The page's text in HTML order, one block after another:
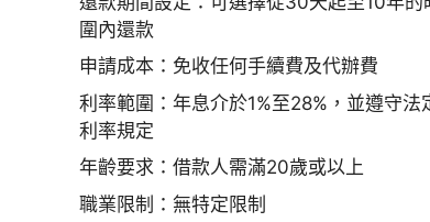
圍內還款
申請成本：免收任何手續費及代辦費
利率範圍：年息介於1%至28%，並遵守法
利率規定
年齡要求：借款人需滿20歲或以上
職業限制：無特定限制